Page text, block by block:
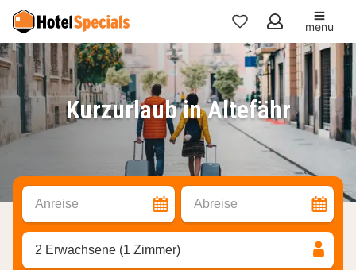
Meine
Favoriten
menu
Kurzurlaub in Altefähr
Anreise Abreise
2 Erwachsene (1 Zimmer)